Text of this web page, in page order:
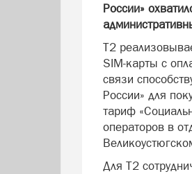
России»
Т2
SIM-карты с
связи
России» для
тариф
операторов в
Для Т2